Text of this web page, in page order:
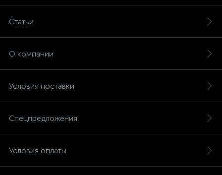
Статьи
О компании
Условия поставки
Спецпредложения
Условия оплаты